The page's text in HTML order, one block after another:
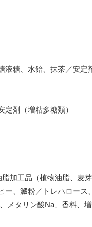
糖、水飴、抹茶／安定
剤（増粘多糖類）
加工品（植物油脂、麦
、澱粉／トレハロース
メタリン酸Na、香料、